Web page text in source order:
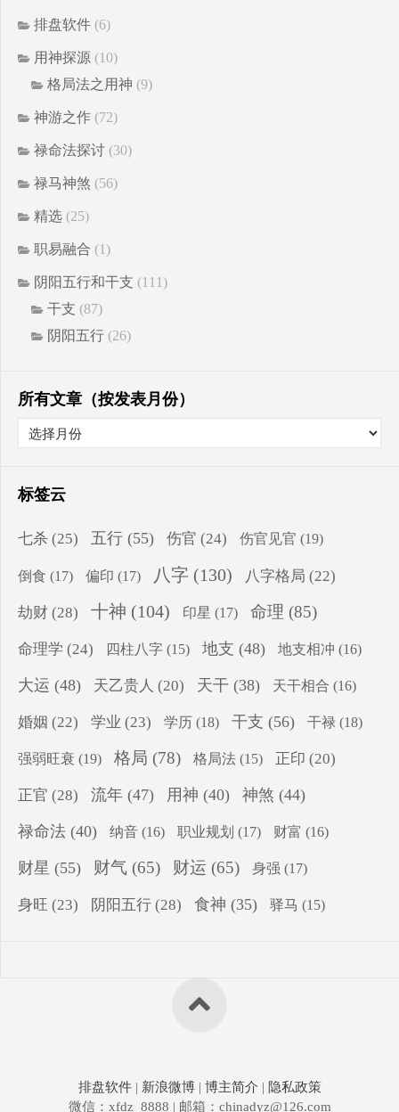
排盘软件 (6)
用神探源 (10)
格局法之用神 (9)
神游之作 (72)
禄命法探讨 (30)
禄马神煞 (56)
精选 (25)
职易融合 (1)
阴阳五行和干支 (111)
干支 (87)
阴阳五行 (26)
所有文章（按发表月份）
标签云
七杀 (25) 五行 (55) 伤官 (24) 伤官见官 (19)
倒食 (17) 偏印 (17) 八字 (130) 八字格局 (22)
劫财 (28) 十神 (104) 印星 (17) 命理 (85)
命理学 (24) 四柱八字 (15) 地支 (48) 地支相冲 (16)
大运 (48) 天乙贵人 (20) 天干 (38) 天干相合 (16)
婚姻 (22) 学业 (23) 学历 (18) 干支 (56) 干禄 (18)
强弱旺衰 (19) 格局 (78) 格局法 (15) 正印 (20)
正官 (28) 流年 (47) 用神 (40) 神煞 (44)
禄命法 (40) 纳音 (16) 职业规划 (17) 财富 (16)
财星 (55) 财气 (65) 财运 (65) 身强 (17)
身旺 (23) 阴阳五行 (28) 食神 (35) 驿马 (15)
排盘软件 | 新浪微博 | 博主简介 | 隐私政策
微信：xfdz_8888 | 邮箱：chinadyz@126.com